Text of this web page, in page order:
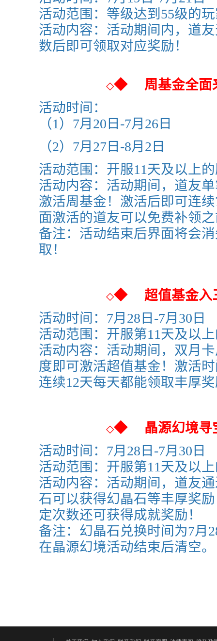
活动范围：等级达到55级的
活动内容：活动期间内，道
数后即可领取对应奖励！
◇◆
周基金全面
活动时间：
（1）7月20日-7月26日
（2）7月27日-8月2日
活动范围： 开服11天及以上
活动内容：活动期间，道友
激活周基金！激活后即可连
面激活的道友可以免费补领
备注：活动结束后界面将会
取！
◇◆
超值基金入
活动时间：7月28日-7月30日
活动范围：开服第11天及以
活动内容：活动期间，双月
度即可激活超值基金！激活
连续12天每天都能领取丰厚
◇◆
晶源幻境寻
活动时间： 7月28日-7月30日
活动范围：开服第11天及以
活动内容：活动期间，道友
石可以获得幻晶石等丰厚奖
定次数还可获得成就奖励！
备注：幻晶石兑换时间为7月
在晶源幻境活动结束后清空。